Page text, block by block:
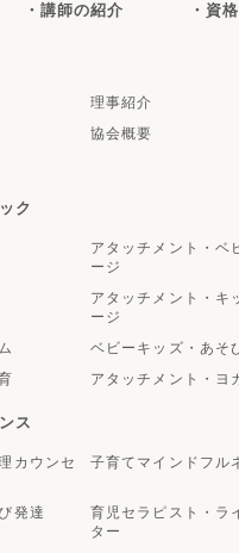
・講師の紹介 ・資
理事紹介
協会概要
ク
アタッチメント・ベ
ージ
アタッチメント・キ
ージ
ベビーキッズ・あそ
アタッチメント・ヨ
ス
カウンセ
子育てマインドフル
発達
育児セラピスト・ラ
ター